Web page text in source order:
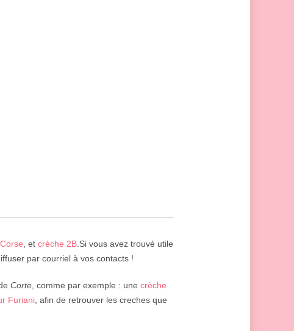
, et crèche 2B .Si vous avez trouvé utile
par courriel à vos contacts !
Corte , comme par exemple : une crèche
Furiani , afin de retrouver les creches que